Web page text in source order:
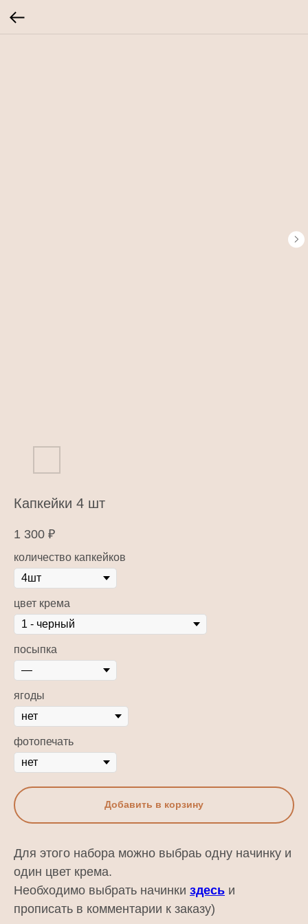
Капкейки 4 шт
1 300 ₽
количество капкейков
цвет крема
посыпка
ягоды
фотопечать
Добавить в корзину
Для этого набора можно выбраь одну начинку и
один цвет крема.
Необходимо выбрать начинки здесь и
прописать в комментарии к заказу)